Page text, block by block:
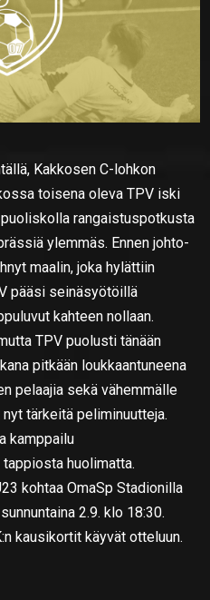
Kakkosen C-lohkon
toisena oleva TPV iski
rangaistuspotkusta
ylemmäs. Ennen johto-
maalin, joka hylättiin
pääsi seinäsyötöillä
kahteen nollaan.
TPV puolusti tänään
pitkään loukkaantuneena
pelaajia sekä vähemmälle
tärkeitä peliminuutteja.
kamppailu
huolimatta.
kohtaa OmaSp Stadionilla
2.9. klo 18:30.
kausikortit käyvät otteluun.